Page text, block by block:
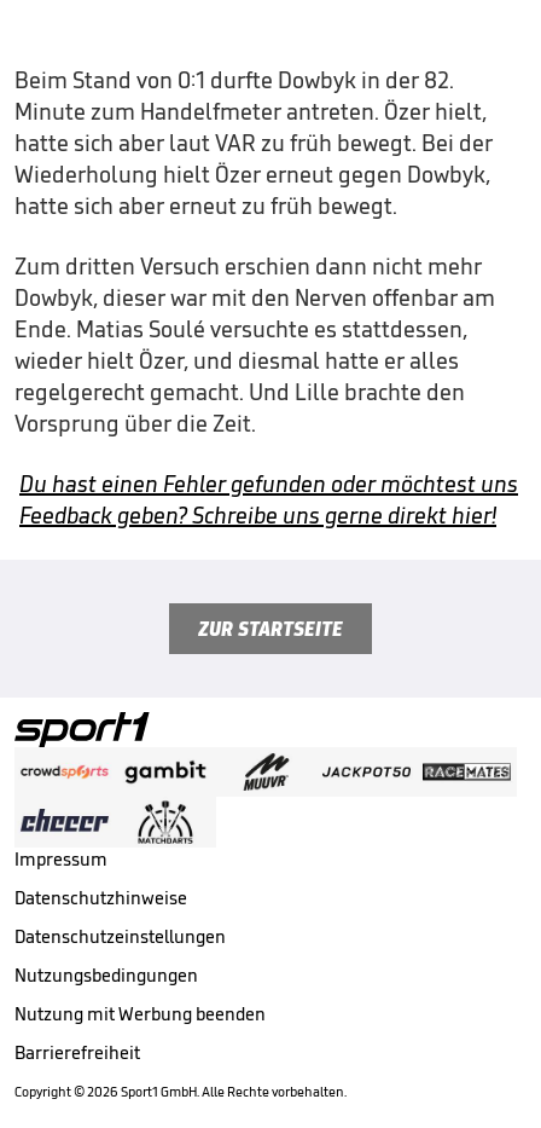
Beim Stand von 0:1 durfte Dowbyk in der 82.
Minute zum Handelfmeter antreten. Özer hielt,
hatte sich aber laut VAR zu früh bewegt. Bei der
Wiederholung hielt Özer erneut gegen Dowbyk,
hatte sich aber erneut zu früh bewegt.
Zum dritten Versuch erschien dann nicht mehr
Dowbyk, dieser war mit den Nerven offenbar am
Ende. Matias Soulé versuchte es stattdessen,
wieder hielt Özer, und diesmal hatte er alles
regelgerecht gemacht. Und Lille brachte den
Vorsprung über die Zeit.
Du hast einen Fehler gefunden oder möchtest uns
Feedback geben? Schreibe uns gerne direkt hier!
ZUR STARTSEITE
Impressum
Datenschutzhinweise
Datenschutzeinstellungen
Nutzungsbedingungen
Nutzung mit Werbung beenden
Barrierefreiheit
Copyright ©2026 Sport1 GmbH. Alle Rechte vorbehalten.